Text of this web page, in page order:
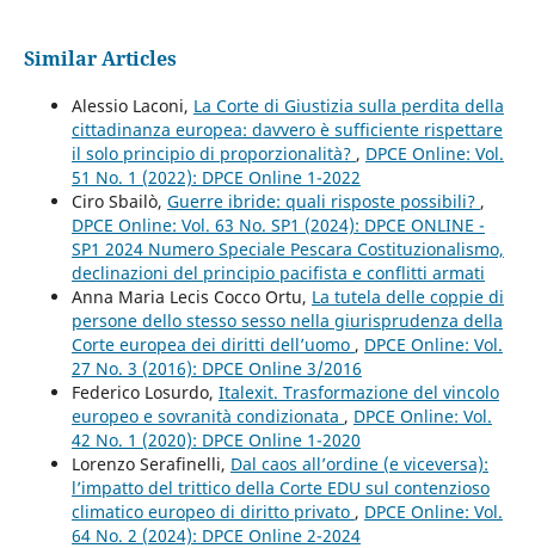
Similar Articles
Alessio Laconi, La Corte di Giustizia sulla perdita della
cittadinanza europea: davvero è sufficiente rispettare
il solo principio di proporzionalità? , DPCE Online: Vol.
51 No. 1 (2022): DPCE Online 1-2022
Ciro Sbailò, Guerre ibride: quali risposte possibili? ,
DPCE Online: Vol. 63 No. SP1 (2024): DPCE ONLINE -
SP1 2024 Numero Speciale Pescara Costituzionalismo,
declinazioni del principio pacifista e conflitti armati
Anna Maria Lecis Cocco Ortu, La tutela delle coppie di
persone dello stesso sesso nella giurisprudenza della
Corte europea dei diritti dell’uomo , DPCE Online: Vol.
27 No. 3 (2016): DPCE Online 3/2016
Federico Losurdo, Italexit. Trasformazione del vincolo
europeo e sovranità condizionata , DPCE Online: Vol.
42 No. 1 (2020): DPCE Online 1-2020
Lorenzo Serafinelli, Dal caos all’ordine (e viceversa):
l’impatto del trittico della Corte EDU sul contenzioso
climatico europeo di diritto privato , DPCE Online: Vol.
64 No. 2 (2024): DPCE Online 2-2024